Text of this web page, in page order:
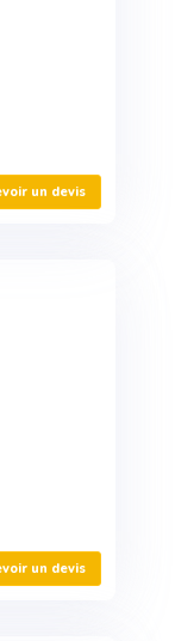
un devis
un devis